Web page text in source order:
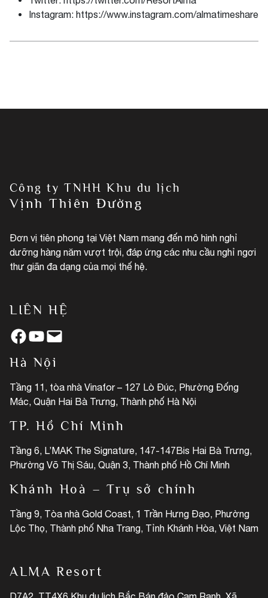
Instagram: https://www.instagram.com/almatimeshare
Công ty TNHH Khu du lịch
Vịnh Thiên Đường
Đơn vị tiên phong tại Việt Nam mang đến mô hình nghỉ
dưỡng hàng năm vượt trội, đáp ứng các nhu cầu nghỉ ngơi
thư giãn đa dạng của mọi thế hệ.
LIÊN HỆ
Facebook YouTube Mail
Hà Nội
Tầng 11, tòa nhà Vinafor – 127 Lò Đúc, Phường Đống
Mác, Quận Hai Bà Trưng, Thành phố Hà Nội
TP. Hồ Chí Minh
Tầng 6, L’MAK The Signature, 147-147Bis Hai Bà Trưng,
Phường Võ Thị Sáu, Quận 3, Thành phố Hồ Chí Minh
Khánh Hoà – Trụ sở chính
Tầng 9, Tòa nhà Gold Coast, 1 Trần Hưng Đạo, Phường
Lộc Thọ, Thành phố Nha Trang, Tỉnh Khánh Hòa, Việt Nam
ALMA Resort